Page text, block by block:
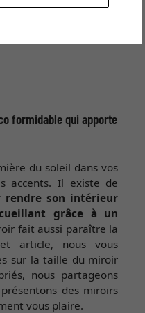
de superbes
formidable qui apporte
du soleil dans vos
accents. Il existe de
rendre son intérieur
grâce à un
fait aussi paraître la
article, nous vous
sur la taille du miroir
nous partageons
des miroirs
vous plaire.